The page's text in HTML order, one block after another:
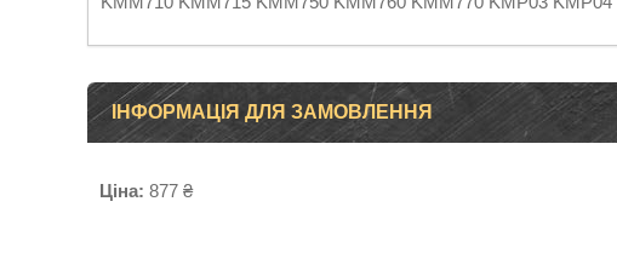
ІНФОРМАЦІЯ ДЛЯ ЗАМОВЛЕННЯ
Ціна: 877 ₴